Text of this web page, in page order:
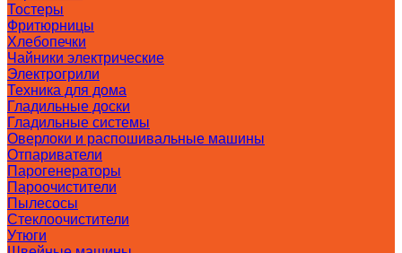
Тостеры
Фритюрницы
Хлебопечки
Чайники электрические
Электрогрили
Техника для дома
Гладильные доски
Гладильные системы
Оверлоки и распошивальные машины
Отпариватели
Парогенераторы
Пароочистители
Пылесосы
Стеклоочистители
Утюги